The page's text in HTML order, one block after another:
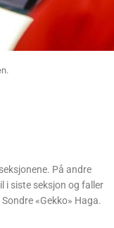
På andre
i siste seksjon og faller
«Gekko» Haga.